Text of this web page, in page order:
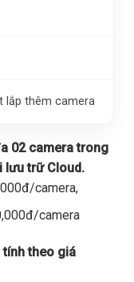
lắp thêm camera
02 camera trong
lưu trữ Cloud.
camera,
camera
tính theo giá